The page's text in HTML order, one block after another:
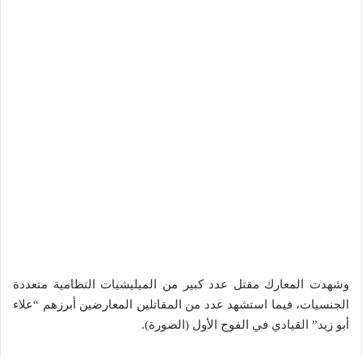
وشهدت المعارك مقتل عدد كبير من الميليشيات النظامية متعددة
الجنسيات، فيما استشهد عدد من المقاتلين المعارضين أبرزهم “علاء
أبو زيد” القيادي في الفوج الأول (الصورة).